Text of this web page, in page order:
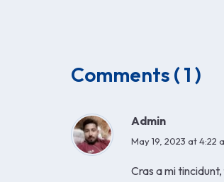
Comments ( 1 )
Admin
May 19, 2023 at 4:22
Cras a mi